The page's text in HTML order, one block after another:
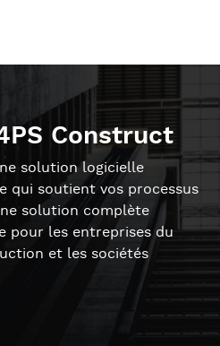
Construct
solution logicielle
qui soutient vos processus
solution complète
pour les entreprises du
et les sociétés